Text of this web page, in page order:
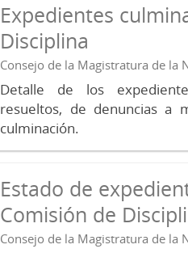
Expedientes
Disciplina
Consejo de la Magistratura de la
Detalle de los
resueltos, de denuncias a
culminación.
Estado de
Comisión de
Consejo de la Magistratura de la